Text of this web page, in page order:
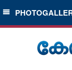
SECTIONS
HOME